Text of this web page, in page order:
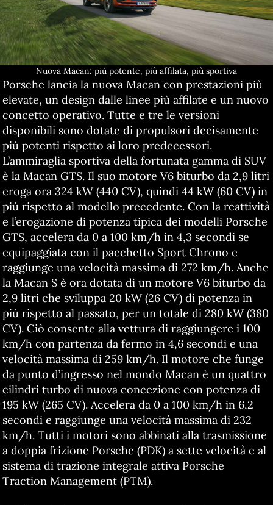
Nuova Macan: più potente, più affilata, più sportiva
Porsche lancia la nuova Macan con prestazioni più
elevate, un design dalle linee più affilate e un nuovo
concetto operativo. Tutte e tre le versioni
disponibili sono dotate di propulsori decisamente
più potenti rispetto ai loro predecessori.
L’ammiraglia sportiva della fortunata gamma di SUV
è la Macan GTS. Il suo motore V6 biturbo da 2,9 litri
eroga ora 324 kW (440 CV), quindi 44 kW (60 CV) in
più rispetto al modello precedente. Con la reattività
e l’erogazione di potenza tipica dei modelli Porsche
GTS, accelera da 0 a 100 km/h in 4,3 secondi se
equipaggiata con il pacchetto Sport Chrono e
raggiunge una velocità massima di 272 km/h. Anche
la Macan S è ora dotata di un motore V6 biturbo da
2,9 litri che sviluppa 20 kW (26 CV) di potenza in
più rispetto al passato, per un totale di 280 kW (380
CV). Ciò consente alla vettura di raggiungere i 100
km/h con partenza da fermo in 4,6 secondi e una
velocità massima di 259 km/h. Il motore che funge
da punto d’ingresso nel mondo Macan è un quattro
cilindri turbo di nuova concezione con potenza di
195 kW (265 CV). Accelera da 0 a 100 km/h in 6,2
secondi e raggiunge una velocità massima di 232
km/h. Tutti i motori sono abbinati alla trasmissione
a doppia frizione Porsche (PDK) a sette velocità e al
sistema di trazione integrale attiva Porsche
Traction Management (PTM).